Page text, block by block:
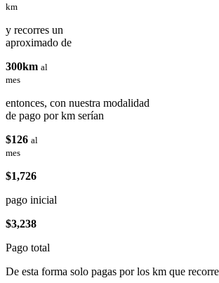
km
y recorres un
aproximado de
300km al
mes
entonces, con nuestra modalidad
de pago por km serían
$126 al
mes
$1,726
pago inicial
$3,238
Pago total
De esta forma solo pagas por los km que